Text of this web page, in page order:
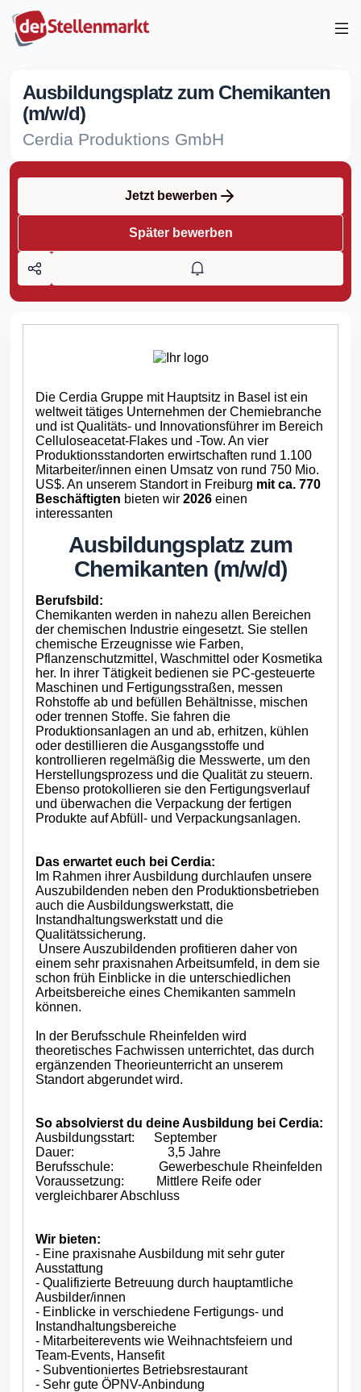
Ausbildungsplatz zum Chemikanten
(m/w/d)
Cerdia Produktions GmbH
Jetzt bewerben
Später bewerben
Die Cerdia Gruppe mit Hauptsitz in Basel ist ein
weltweit tätiges Unternehmen der Chemiebranche
und ist Qualitäts- und Innovationsführer im Bereich
Celluloseacetat-Flakes und -Tow. An vier
Produktionsstandorten erwirtschaften rund 1.100
Mitarbeiter/innen einen Umsatz von rund 750 Mio.
US$. An unserem Standort in Freiburg mit ca. 770
Beschäftigten bieten wir 2026 einen
interessanten
Ausbildungsplatz zum
Chemikanten (m/w/d)
Berufsbild:
Chemikanten werden in nahezu allen Bereichen
der chemischen Industrie eingesetzt. Sie stellen
chemische Erzeugnisse wie Farben,
Pflanzenschutzmittel, Waschmittel oder Kosmetika
her. In ihrer Tätigkeit bedienen sie PC-gesteuerte
Maschinen und Fertigungsstraßen, messen
Rohstoffe ab und befüllen Behältnisse, mischen
oder trennen Stoffe. Sie fahren die
Produktionsanlagen an und ab, erhitzen, kühlen
oder destillieren die Ausgangsstoffe und
kontrollieren regelmäßig die Messwerte, um den
Herstellungsprozess und die Qualität zu steuern.
Ebenso protokollieren sie den Fertigungsverlauf
und überwachen die Verpackung der fertigen
Produkte auf Abfüll- und Verpackungsanlagen.
Das erwartet euch bei Cerdia:
Im Rahmen ihrer Ausbildung durchlaufen unsere
Auszubildenden neben den Produktionsbetrieben
auch die Ausbildungswerkstatt, die
Instandhaltungswerkstatt und die
Qualitätssicherung.
Unsere Auszubildenden profitieren daher von
einem sehr praxisnahen Arbeitsumfeld, in dem sie
schon früh Einblicke in die unterschiedlichen
Arbeitsbereiche eines Chemikanten sammeln
können.
In der Berufsschule Rheinfelden wird
theoretisches Fachwissen unterrichtet, das durch
ergänzenden Theorieunterricht an unserem
Standort abgerundet wird.
So absolvierst du deine Ausbildung bei Cerdia:
Ausbildungsstart: September
Dauer: 3,5 Jahre
Berufsschule: Gewerbeschule Rheinfelden
Voraussetzung: Mittlere Reife oder
vergleichbarer Abschluss
Wir bieten:
- Eine praxisnahe Ausbildung mit sehr guter
Ausstattung
- Qualifizierte Betreuung durch hauptamtliche
Ausbilder/innen
- Einblicke in verschiedene Fertigungs- und
Instandhaltungsbereiche
- Mitarbeiterevents wie Weihnachtsfeiern und
Team-Events, Hansefit
- Subventioniertes Betriebsrestaurant
- Sehr gute ÖPNV-Anbindung